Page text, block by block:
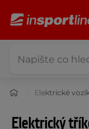
Elektrické
Elektrický